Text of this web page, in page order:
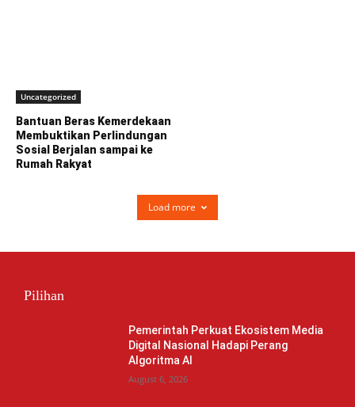
Uncategorized
Bantuan Beras Kemerdekaan
Membuktikan Perlindungan
Sosial Berjalan sampai ke
Rumah Rakyat
Load more
Pilihan
Pemerintah Perkuat Ekosistem Media
Digital Nasional Hadapi Perang
Algoritma AI
August 6, 2026